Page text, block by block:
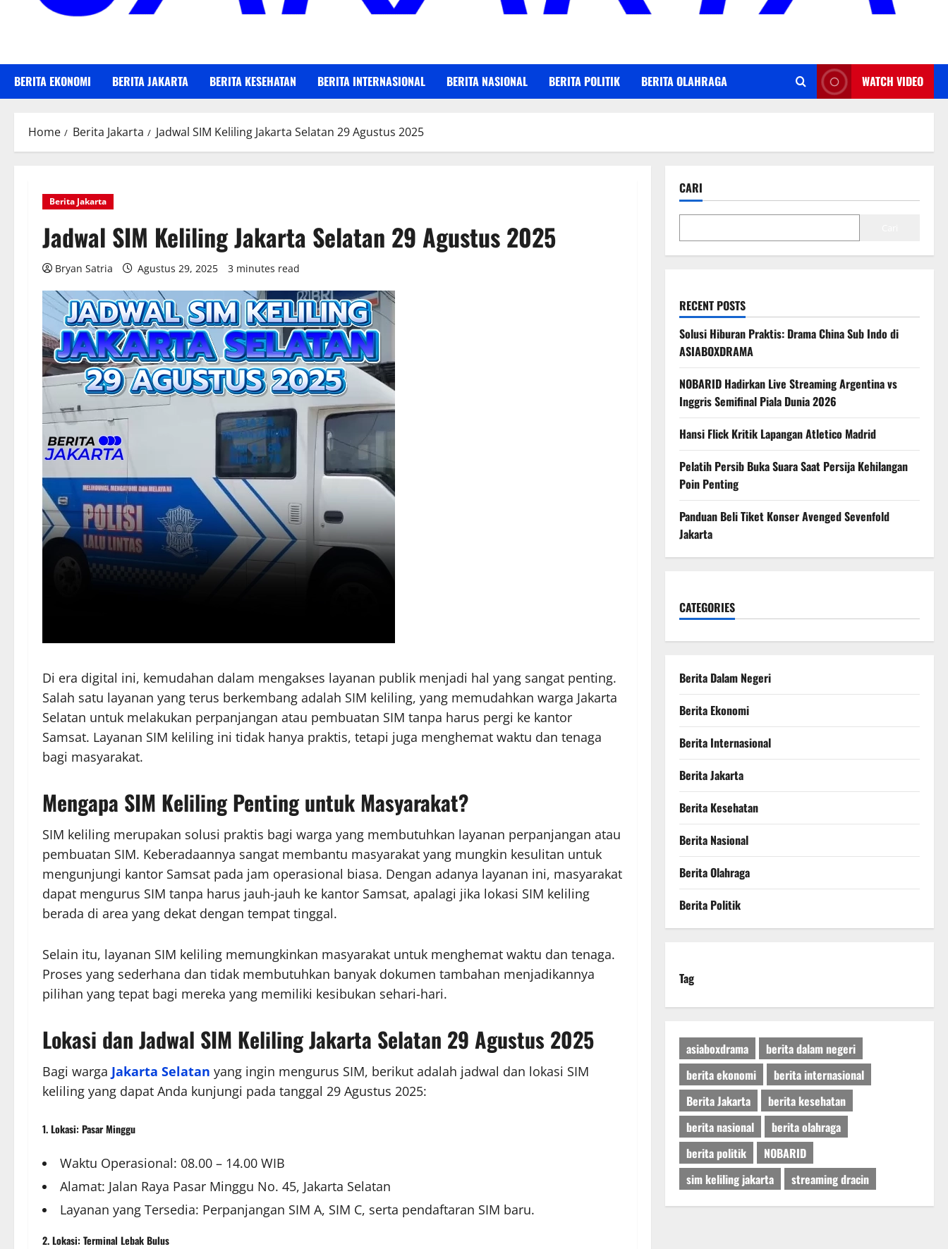
BERITA EKONOMI BERITA JAKARTA BERITA KESEHATAN BERITA INTERNASIONAL BERITA NASIONAL BERITA POLITIK BERITA OLAHRAGA WATCH VIDEO
Home Berita Jakarta Jadwal SIM Keliling Jakarta Selatan 29 Agustus 2025
Berita Jakarta
Jadwal SIM Keliling Jakarta Selatan 29 Agustus 2025
Bryan Satria Agustus 29, 2025 3 minutes read
Di era digital ini, kemudahan dalam mengakses layanan publik menjadi hal yang sangat penting.
Salah satu layanan yang terus berkembang adalah SIM keliling, yang memudahkan warga Jakarta
Selatan untuk melakukan perpanjangan atau pembuatan SIM tanpa harus pergi ke kantor
Samsat. Layanan SIM keliling ini tidak hanya praktis, tetapi juga menghemat waktu dan tenaga
bagi masyarakat.
Mengapa SIM Keliling Penting untuk Masyarakat?
SIM keliling merupakan solusi praktis bagi warga yang membutuhkan layanan perpanjangan atau
pembuatan SIM. Keberadaannya sangat membantu masyarakat yang mungkin kesulitan untuk
mengunjungi kantor Samsat pada jam operasional biasa. Dengan adanya layanan ini, masyarakat
dapat mengurus SIM tanpa harus jauh-jauh ke kantor Samsat, apalagi jika lokasi SIM keliling
berada di area yang dekat dengan tempat tinggal.
Selain itu, layanan SIM keliling memungkinkan masyarakat untuk menghemat waktu dan tenaga.
Proses yang sederhana dan tidak membutuhkan banyak dokumen tambahan menjadikannya
pilihan yang tepat bagi mereka yang memiliki kesibukan sehari-hari.
Lokasi dan Jadwal SIM Keliling Jakarta Selatan 29 Agustus 2025
Bagi warga Jakarta Selatan yang ingin mengurus SIM, berikut adalah jadwal dan lokasi SIM
keliling yang dapat Anda kunjungi pada tanggal 29 Agustus 2025:
1. Lokasi: Pasar Minggu
Waktu Operasional: 08.00 – 14.00 WIB
Alamat: Jalan Raya Pasar Minggu No. 45, Jakarta Selatan
Layanan yang Tersedia: Perpanjangan SIM A, SIM C, serta pendaftaran SIM baru.
2. Lokasi: Terminal Lebak Bulus
CARI
RECENT POSTS
Solusi Hiburan Praktis: Drama China Sub Indo di
ASIABOXDRAMA
NOBARID Hadirkan Live Streaming Argentina vs
Inggris Semifinal Piala Dunia 2026
Hansi Flick Kritik Lapangan Atletico Madrid
Pelatih Persib Buka Suara Saat Persija Kehilangan
Poin Penting
Panduan Beli Tiket Konser Avenged Sevenfold
Jakarta
CATEGORIES
Berita Dalam Negeri
Berita Ekonomi
Berita Internasional
Berita Jakarta
Berita Kesehatan
Berita Nasional
Berita Olahraga
Berita Politik
Tag
asiaboxdrama
berita dalam negeri
berita ekonomi
berita internasional
Berita Jakarta
berita kesehatan
berita nasional
berita olahraga
berita politik
NOBARID
sim keliling jakarta
streaming dracin